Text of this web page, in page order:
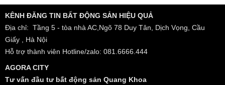
KÊNH ĐĂNG TIN BẤT ĐỘNG SẢN HIỆU QUẢ
Địa chỉ: Tầng 5 - tòa nhà AC,Ngõ 78 Duy Tân, Dịch Vọng, Cầu
Giấy , Hà Nội
Hỗ trợ thành viên Hotline/zalo: 081.6666.444
AGORA CITY
Tư vấn đầu tư bất động sản Quang Khoa